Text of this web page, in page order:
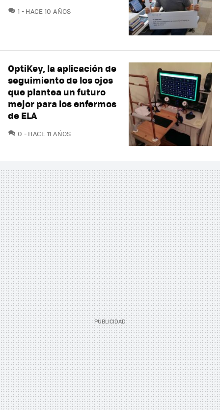
1 COMENTARIOS
HACE 10 AÑOS
OptiKey, la aplicación de
seguimiento de los ojos
que plantea un futuro
mejor para los enfermos
de ELA
0 COMENTARIOS
HACE 11 AÑOS